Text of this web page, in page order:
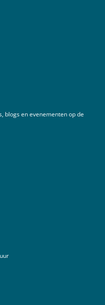
blogs en evenementen op de